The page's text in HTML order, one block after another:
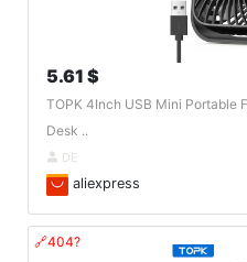
5.61 $
TOPK 4Inch USB Mini Portable
Desk ..
DE
aliexpress
🔗404?